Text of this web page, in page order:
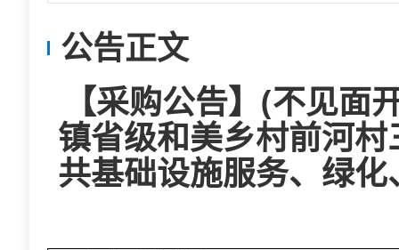
公告正文
【采购公告】(不见
镇省级和美乡村前河
共基础设施服务、绿